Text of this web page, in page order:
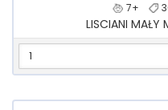
7+
LISCIANI MAŁY